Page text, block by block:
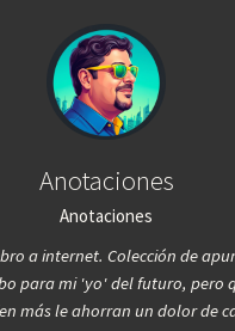
Anotaciones
Anotaciones
a internet. Colección de
para mi 'yo' del futuro, pero
más le ahorran un dolor de